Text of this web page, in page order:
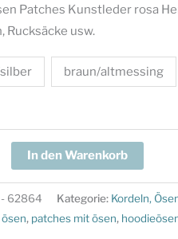
Patches Kunstleder rosa
Rucksäcke usw.
braun/altmessing
In den Warenkorb
- 62864 Kategorie: Kordeln,
ösen, patches mit ösen,